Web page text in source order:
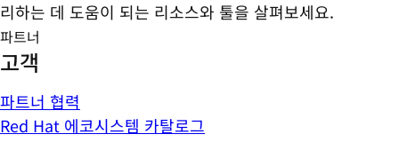
리하는 데 도움이 되는 리소스와 툴을 살펴보세요.
파트너
고객
파트너 협력
Red Hat 에코시스템 카탈로그